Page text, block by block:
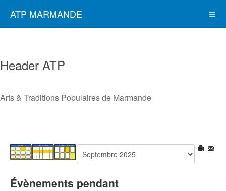
ATP MARMANDE
Header ATP
Arts & Traditions Populaires de Marmande
Évènements pendant